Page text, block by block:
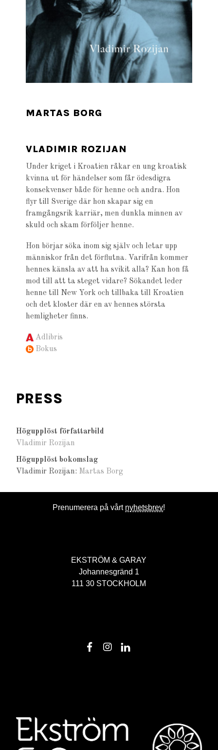
MARTAS BORG
VLADIMIR ROZIJAN
Under kriget i Kroatien råkar en ung kroatisk
kvinna ut för händelser som får ödesdigra
konsekvenser både för henne och andra. Hon
flyr till Sverige där hon skapar sig en
framgångsrik karriär, men dunkla minnen av
skuld och skam förföljer henne.
Hon börjar söka inom sig själv och letar upp
människor från det förflutna. Varifrån kommer
hennes känsla av att ha svikit alla? Kan hon få
mod till att ta steget vidare? Sökandet leder
henne till New York och tillbaka till Kroatien
och det kloster där en av hennes största
hemligheter finns.
Adlibris
Bokus
PRESS
Högupplöst författarbild
Vladimir Rozijan
Högupplöst bokomslag
Vladimir Rozijan: Martas Borg
Prenumerera på vårt nyhetsbrev!
EKSTRÖM & GARAY
Johannesgränd 1
111 30 STOCKHOLM